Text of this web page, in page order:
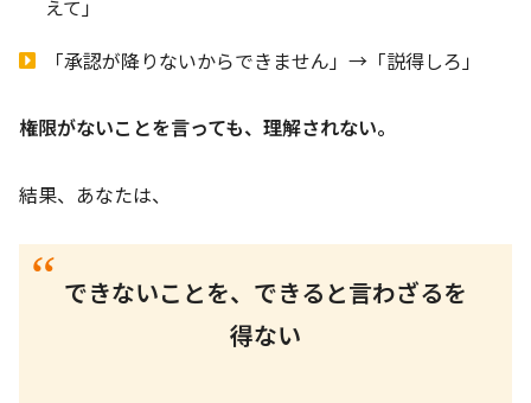
えて」
「承認が降りないからできません」→「説得しろ」
権限がないことを言っても、理解されない。
結果、あなたは、
できないことを、できると言わざるを
得ない